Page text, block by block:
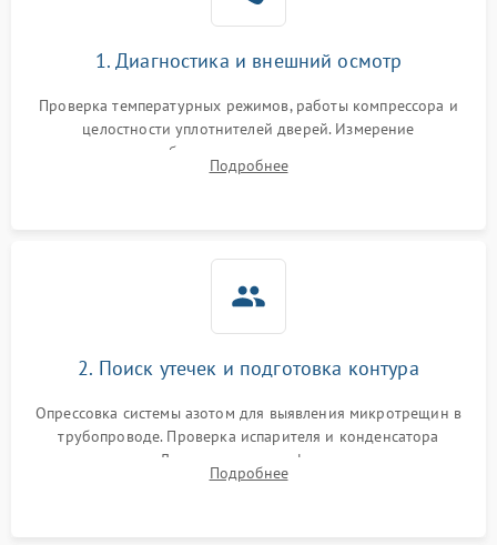
1. Диагностика и внешний осмотр
Проверка температурных режимов, работы компрессора и
целостности уплотнителей дверей. Измерение
сопротивления обмоток мотора, проверка термостата и
считывание кодов ошибок с электронного дисплея.
Подробнее
2. Поиск утечек и подготовка контура
Опрессовка системы азотом для выявления микротрещин в
трубопроводе. Проверка испарителя и конденсатора
течеискателем. Демонтаж старого фильтра-осушителя и
продувка капиллярной трубки для устранения засоров.
Подробнее